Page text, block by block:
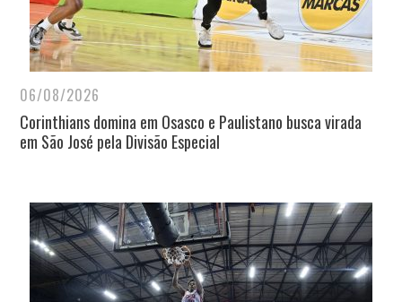
06/08/2026
Corinthians domina em Osasco e Paulistano busca virada
em São José pela Divisão Especial